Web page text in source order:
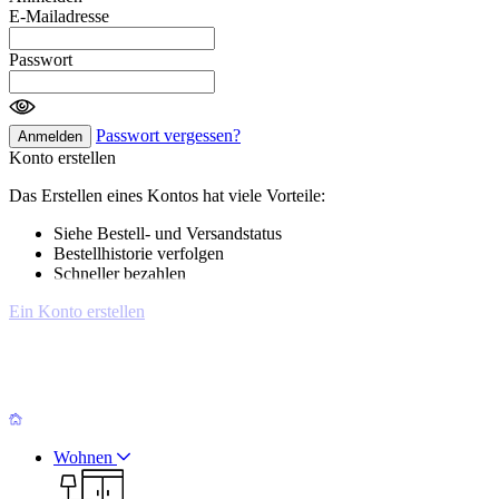
E-Mailadresse
Passwort
Anmelden
Passwort vergessen?
Konto erstellen
Das Erstellen eines Kontos hat viele Vorteile:
Siehe Bestell- und Versandstatus
Bestellhistorie verfolgen
Schneller bezahlen
Ein Konto erstellen
Wohnen